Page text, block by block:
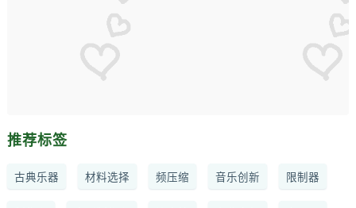
推荐标签
古典乐器 材料选择 频压缩 音乐创新 限制器